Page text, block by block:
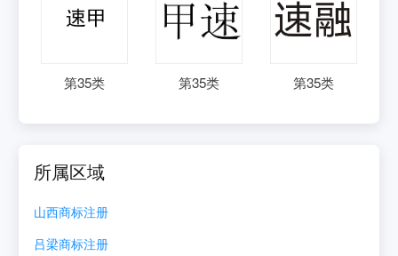
第35类 第35类 第35类
所属区域
山西商标注册
吕梁商标注册